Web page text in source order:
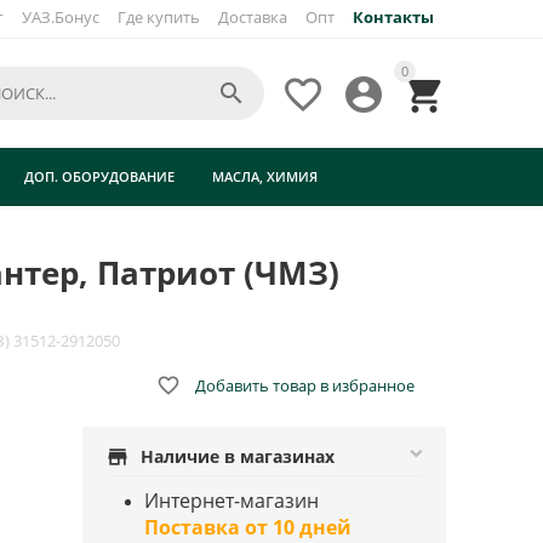
УАЗ.Бонус Где купить Доставка Опт Контакты
0




ДОП. ОБОРУДОВАНИЕ МАСЛА, ХИМИЯ
Патриот (ЧМЗ)
31512-2912050
 Добавить товар в избранное
store Наличие в магазинах
Интернет-магазин
Поставка от 10 дней